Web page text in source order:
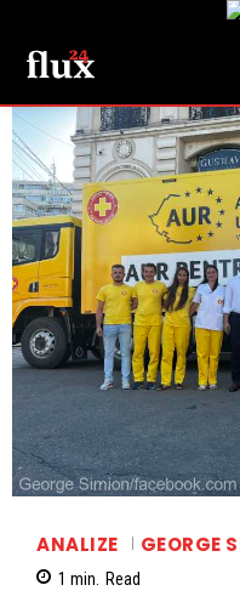
ANALIZE GEORGE
1 min. Read